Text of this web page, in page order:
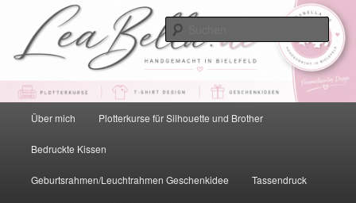
primären
springen
sekundären
springenLeaBella.de – Handgemacht in
Bielefeld
HauptmenüÜber mich Plotterkurse für Silhouette und Brother
Bedruckte Kissen
Geburtsrahmen/Leuchtrahmen Geschenkidee Tassendruck